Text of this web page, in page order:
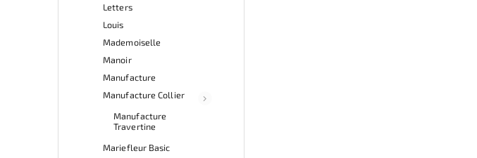
Letters
Louis
Mademoiselle
Manoir
Manufacture
Manufacture Collier
Manufacture
Travertine
Mariefleur Basic